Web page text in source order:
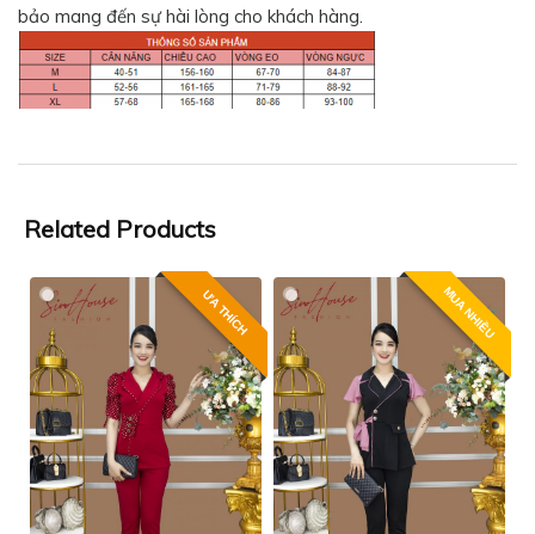
bảo mang đến sự hài lòng cho khách hàng.
Related Products
ƯA THÍCH MUA NHIỀU